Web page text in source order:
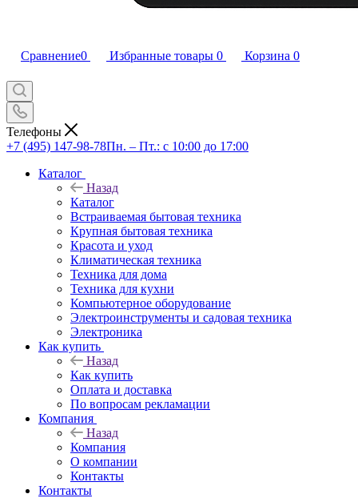
Сравнение0 Избранные товары 0 Корзина 0
Телефоны
+7 (495) 147-98-78Пн. – Пт.: с 10:00 до 17:00
Каталог
Назад
Каталог
Встраиваемая бытовая техника
Крупная бытовая техника
Красота и уход
Климатическая техника
Техника для дома
Техника для кухни
Компьютерное оборудование
Электроинструменты и садовая техника
Электроника
Как купить
Назад
Как купить
Оплата и доставка
По вопросам рекламации
Компания
Назад
Компания
О компании
Контакты
Контакты